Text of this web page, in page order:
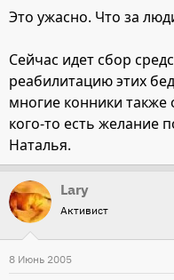
Это ужасно. Что за
Сейчас идет сбор
реабилитацию этих
многие конники также
кого-то есть желание
Наталья.
Lary
Активист
8 Июнь 2005